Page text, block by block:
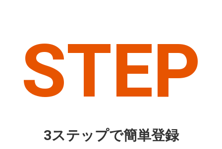
STEP
3ステップで簡単登録